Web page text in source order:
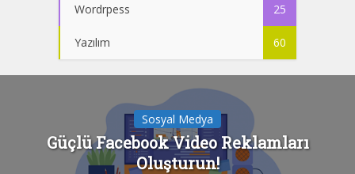
Wordrpess 25
Yazılım 60
Sosyal Medya
Güçlü Facebook Video Reklamları
Oluşturun!